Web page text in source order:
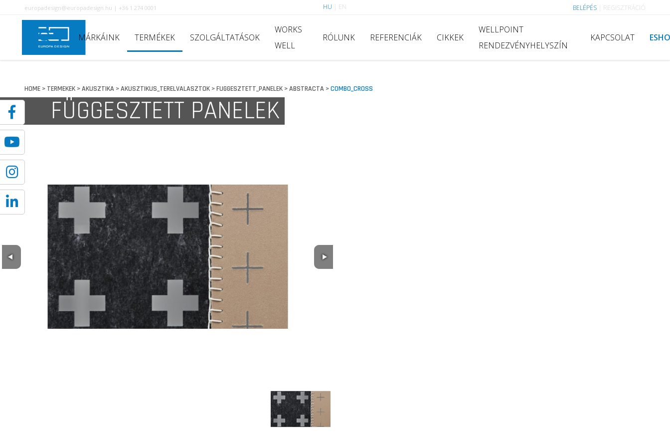
europadesign@europadesign.hu | +36 1 274 0001 HU EN BELÉPÉS REGISZTRÁCIÓ
MÁRKÁINK TERMÉKEK SZOLGÁLTATÁSOK
WORKS
WELL
RÓLUNK REFERENCIÁK CIKKEK
WELLPOINT
RENDEZVÉNYHELYSZÍN
KAPCSOLAT
HOME> TERMEKEK>AKUSZTIKA>AKUSZTIKUS_TERELVALASZTOK>FUGGESZTETT_PANELEK>ABSTRACTA>COMBO_CROSS
FÜGGESZTETT PANELEK